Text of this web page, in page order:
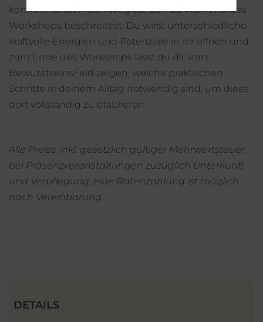
können, runden den Weg ab, den du während des
Workshops beschreitest. Du wirst unterschiedliche
kraftvolle Energien und Potenziale in dir öffnen und
zum Ende des Workshops lässt du dir vom
BewusstseinsFeld zeigen, welche praktischen
Schritte in deinem Alltag notwendig sind, um diese
dort vollständig zu etablieren.
Alle Preise inkl. gesetzlich gültiger Mehrwertsteuer,
bei Präsenzveranstaltungen zuzüglich Unterkunft
und Verpflegung, eine Ratenzahlung ist möglich
nach Vereinbarung.
DETAILS